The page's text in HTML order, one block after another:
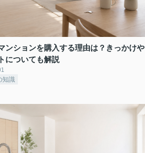
ンションを購入する理由は？きっかけや
についても解説
知識